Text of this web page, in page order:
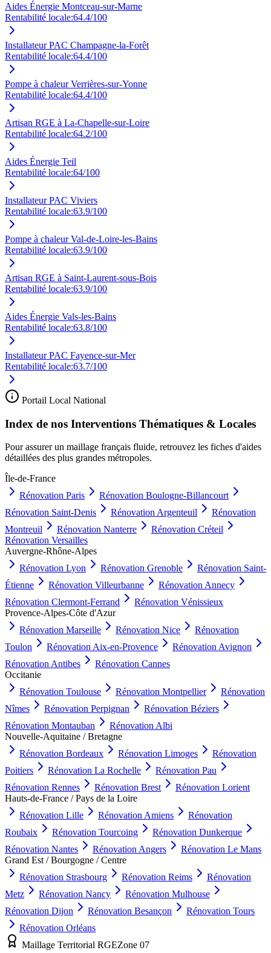
Aides Énergie Montceau-sur-Marne
Rentabilité locale:64.4/100
Installateur PAC Champagne-la-Forêt
Rentabilité locale:64.4/100
Pompe à chaleur Verrières-sur-Yonne
Rentabilité locale:64.4/100
Artisan RGE à La-Chapelle-sur-Loire
Rentabilité locale:64.2/100
Aides Énergie Teil
Rentabilité locale:64/100
Installateur PAC Viviers
Rentabilité locale:63.9/100
Pompe à chaleur Val-de-Loire-les-Bains
Rentabilité locale:63.9/100
Artisan RGE à Saint-Laurent-sous-Bois
Rentabilité locale:63.9/100
Aides Énergie Vals-les-Bains
Rentabilité locale:63.8/100
Installateur PAC Fayence-sur-Mer
Rentabilité locale:63.7/100
Portail Local National
Index de nos Interventions Thématiques & Locales
Pour assurer un maillage français fluide, retrouvez les fiches d'aides
détaillées des plus grandes métropoles.
Île-de-France
Rénovation Paris Rénovation Boulogne-Billancourt
Rénovation Saint-Denis Rénovation Argenteuil
Rénovation
Montreuil
Rénovation Nanterre Rénovation Créteil
Rénovation Versailles
Auvergne-Rhône-Alpes
Rénovation Lyon Rénovation Grenoble Rénovation Saint-
Étienne
Rénovation Villeurbanne Rénovation Annecy
Rénovation Clermont-Ferrand Rénovation Vénissieux
Provence-Alpes-Côte d'Azur
Rénovation Marseille Rénovation Nice
Rénovation
Toulon
Rénovation Aix-en-Provence Rénovation Avignon
Rénovation Antibes Rénovation Cannes
Occitanie
Rénovation Toulouse Rénovation Montpellier
Rénovation
Nîmes
Rénovation Perpignan Rénovation Béziers
Rénovation Montauban Rénovation Albi
Nouvelle-Aquitaine / Bretagne
Rénovation Bordeaux Rénovation Limoges
Rénovation
Poitiers
Rénovation La Rochelle Rénovation Pau
Rénovation Rennes Rénovation Brest Rénovation Lorient
Hauts-de-France / Pays de la Loire
Rénovation Lille Rénovation Amiens
Rénovation
Roubaix
Rénovation Tourcoing Rénovation Dunkerque
Rénovation Nantes Rénovation Angers Rénovation Le Mans
Grand Est / Bourgogne / Centre
Rénovation Strasbourg Rénovation Reims
Rénovation
Metz
Rénovation Nancy Rénovation Mulhouse
Rénovation Dijon Rénovation Besançon Rénovation Tours
Rénovation Orléans
Maillage Territorial RGEZone 07